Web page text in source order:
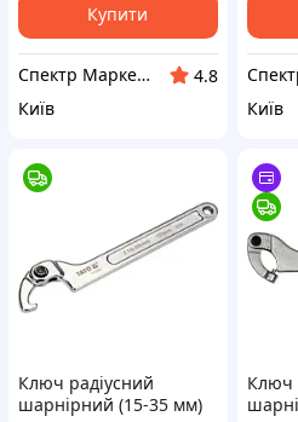
Купити
Спектр Маркет - професійне обладнання та інструмент
4.8
Київ
Київ
Ключ радіусний
шарнірний (15-35 мм)
Ключ